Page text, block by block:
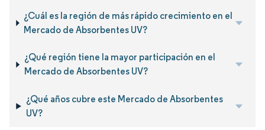
¿Cuál es la región de más rápido crecimiento en el
Mercado de Absorbentes UV?
¿Qué región tiene la mayor participación en el
Mercado de Absorbentes UV?
¿Qué años cubre este Mercado de Absorbentes
UV?